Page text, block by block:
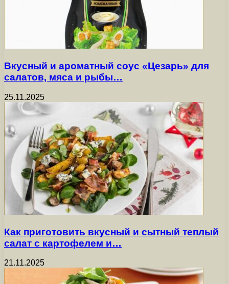
Вкусный и ароматный соус «Цезарь» для
салатов, мяса и рыбы…
25.11.2025
Как приготовить вкусный и сытный теплый
салат с картофелем и…
21.11.2025